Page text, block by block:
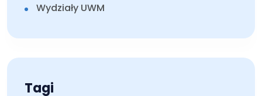
Wydziały UWM
Tagi